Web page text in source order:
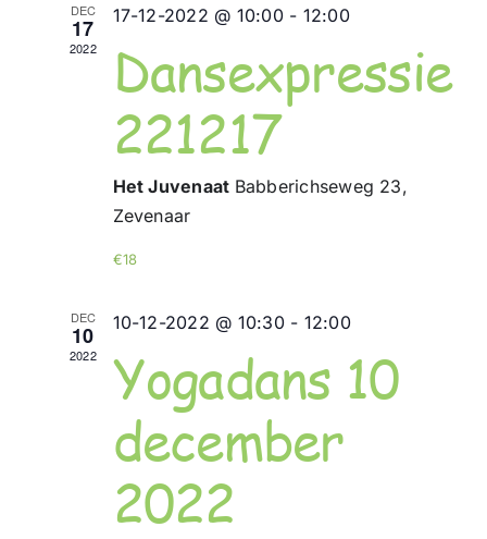
DEC
17
2022
17-12-2022 @ 10:00- 12:00
Dansexpressie
221217
Het Juvenaat Babberichseweg 23,
Zevenaar
€18
DEC
10
2022
10-12-2022 @ 10:30- 12:00
Yogadans 10
december
2022